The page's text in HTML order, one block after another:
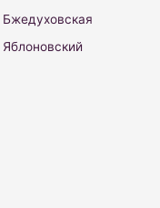
Бжедуховская